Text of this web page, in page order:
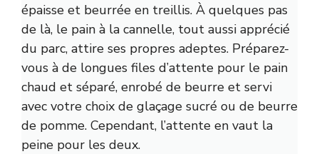
épaisse et beurrée en treillis. À quelques pas
de là, le pain à la cannelle, tout aussi apprécié
du parc, attire ses propres adeptes. Préparez-
vous à de longues files d’attente pour le pain
chaud et séparé, enrobé de beurre et servi
avec votre choix de glaçage sucré ou de beurre
de pomme. Cependant, l’attente en vaut la
peine pour les deux.